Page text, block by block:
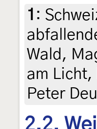
1 :
Wald,
am
Peter